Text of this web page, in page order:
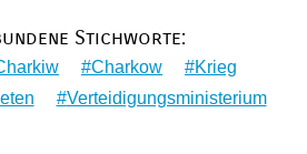
Stichworte:
Charkow
Krieg
Verteidigungsministerium